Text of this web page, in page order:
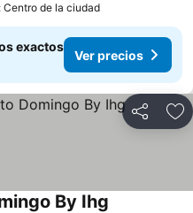
Centro de la ciudad
exactos
Ver precios
Compartir
By Ihg